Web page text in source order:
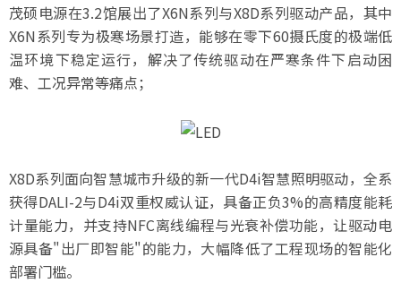
茂硕电源在3.2馆展出了X6N系列与X8D系列驱动产品，其中
X6N系列专为极寒场景打造，能够在零下60摄氏度的极端低
温环境下稳定运行，解决了传统驱动在严寒条件下启动困
难、工况异常等痛点；
X8D系列面向智慧城市升级的新一代D4i智慧照明驱动，全系
获得DALI-2与D4i双重权威认证，具备正负3%的高精度能耗
计量能力，并支持NFC离线编程与光衰补偿功能，让驱动电
源具备"出厂即智能"的能力，大幅降低了工程现场的智能化
部署门槛。